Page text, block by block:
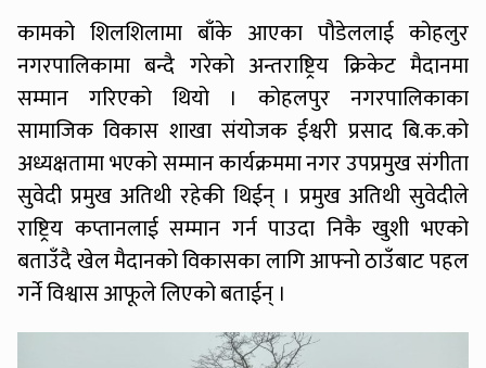
कामको शिलशिलामा बाँके आएका पौडेललाई कोहलुर
नगरपालिकामा बन्दै गरेको अन्तराष्ट्रिय क्रिकेट मैदानमा
सम्मान गरिएको थियो । कोहलपुर नगरपालिकाका
सामाजिक विकास शाखा संयोजक ईश्वरी प्रसाद बि.क.को
अध्यक्षतामा भएको सम्मान कार्यक्रममा नगर उपप्रमुख संगीता
सुवेदी प्रमुख अतिथी रहेकी थिईन् । प्रमुख अतिथी सुवेदीले
राष्ट्रिय कप्तानलाई सम्मान गर्न पाउदा निकै खुशी भएको
बताउँदै खेल मैदानको विकासका लागि आफ्नो ठाउँबाट पहल
गर्ने विश्वास आफूले लिएको बताईन् ।